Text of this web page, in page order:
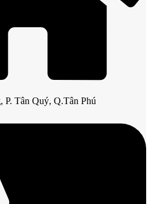
P. Tân Quý, Q.Tân Phú